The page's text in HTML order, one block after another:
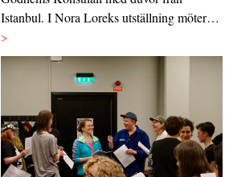
Istanbul. I Nora Loreks utställning möter…
>